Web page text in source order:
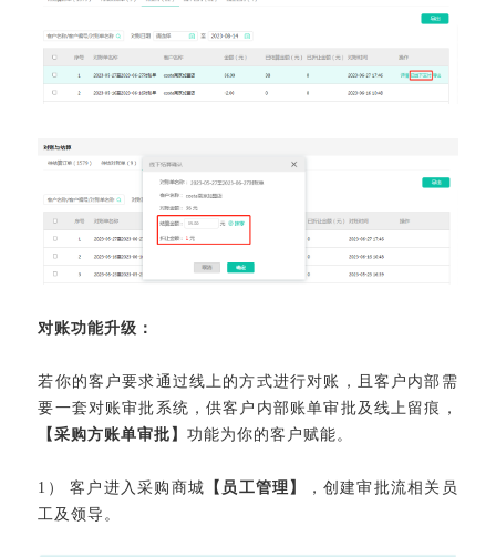
对账功能升级：
若你的客户要求通过线上的方式进行对账，且客户内部需
要一套对账审批系统，供客户内部账单审批及线上留痕，
【采购方账单审批】功能为你的客户赋能。
1） 客户进入采购商城 【员工管理】
，创建审批流相关员
工及领导。